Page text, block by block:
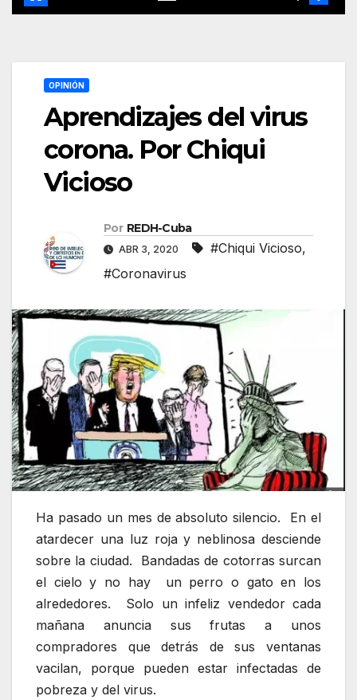
OPINIÓN
Aprendizajes del virus
corona. Por Chiqui
Vicioso
Por REDH-Cuba
ABR 3, 2020 #Chiqui Vicioso,
#Coronavirus
Ha pasado un mes de absoluto silencio. En el
atardecer una luz roja y neblinosa desciende
sobre la ciudad. Bandadas de cotorras surcan
el cielo y no hay un perro o gato en los
alrededores. Solo un infeliz vendedor cada
mañana anuncia sus frutas a unos
compradores que detrás de sus ventanas
vacilan, porque pueden estar infectadas de
pobreza y del virus.